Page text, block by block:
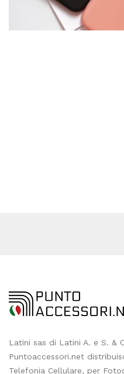
Latini sas di Latini A. e S. &
Puntoaccessori.net
Telefonia Cellulare, per